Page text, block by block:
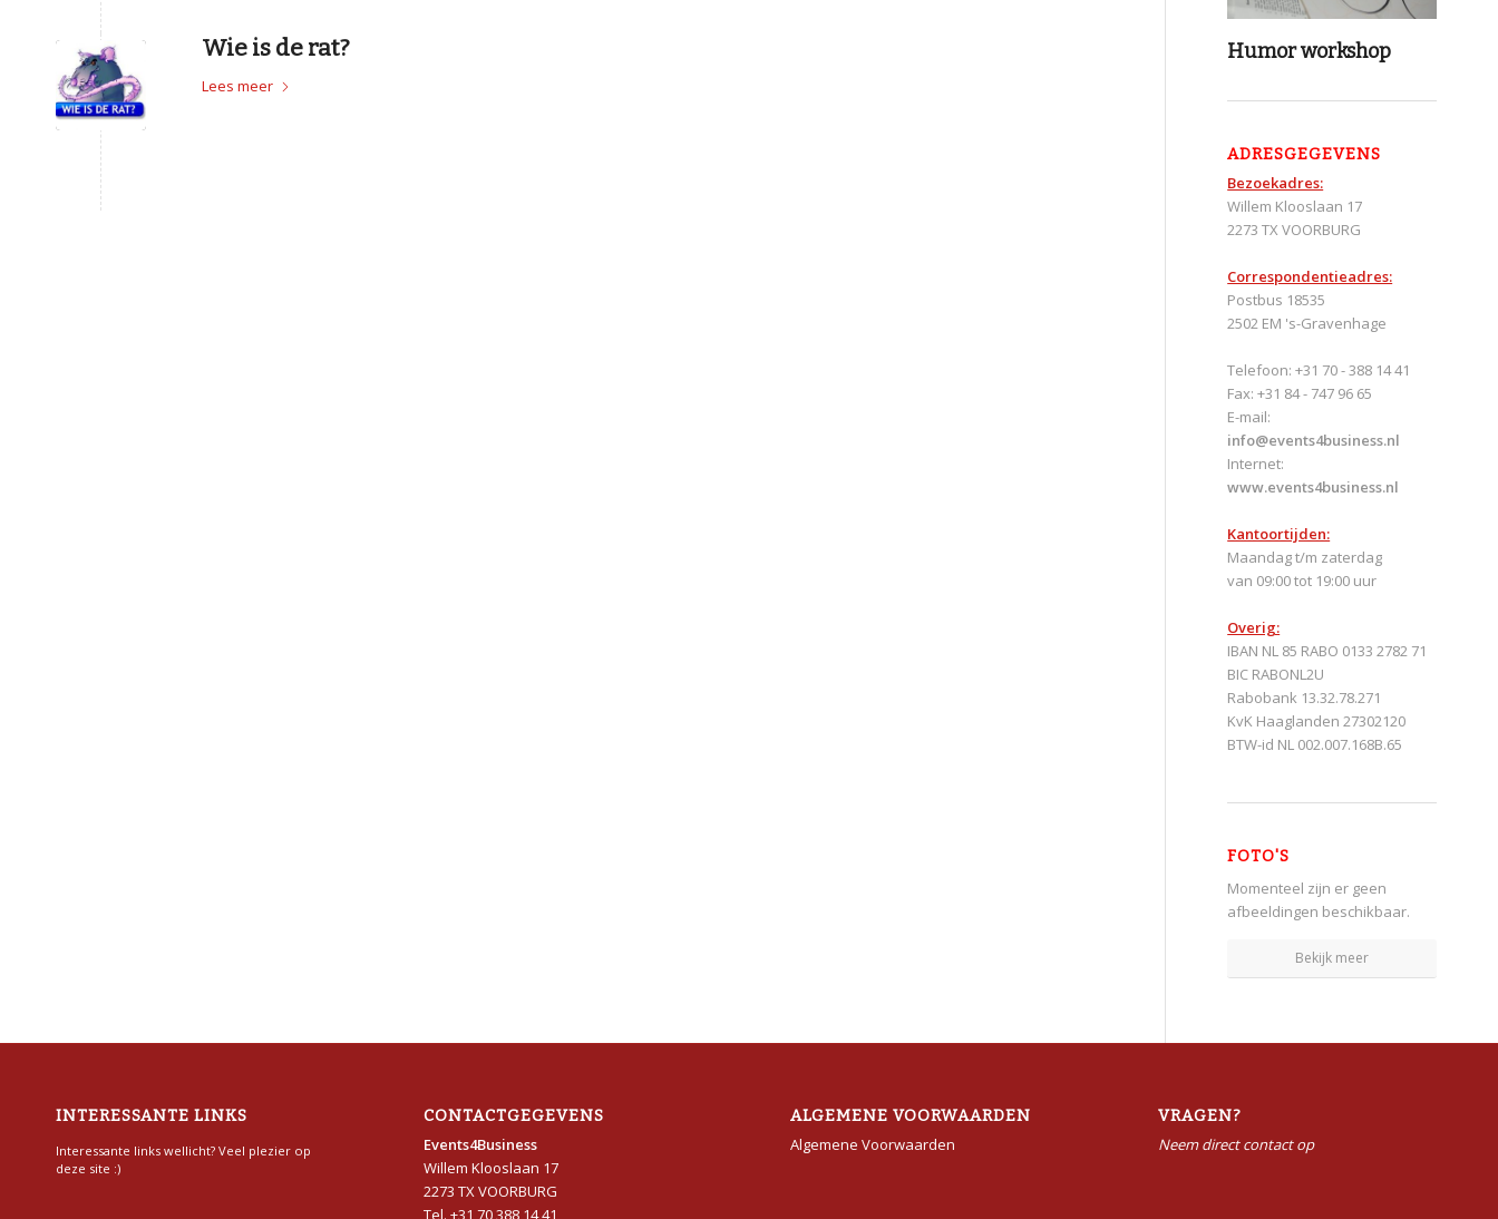
Wie is de rat?
Lees meer
Humor workshop
ADRESGEGEVENS
Bezoekadres:
Willem Klooslaan 17
2273 TX VOORBURG
Correspondentieadres:
Postbus 18535
2502 EM 's-Gravenhage
Telefoon: +31 70 - 388 14 41
Fax: +31 84 - 747 96 65
E-mail:
info@events4business.nl
Internet:
www.events4business.nl
Kantoortijden:
Maandag t/m zaterdag
van 09:00 tot 19:00 uur
Overig:
IBAN NL 85 RABO 0133 2782 71
BIC RABONL2U
Rabobank 13.32.78.271
KvK Haaglanden 27302120
BTW-id NL 002.007.168B.65
FOTO'S
Momenteel zijn er geen
afbeeldingen beschikbaar.
Bekijk meer
INTERESSANTE LINKS
Interessante links wellicht? Veel plezier op
deze site :)
CONTACTGEGEVENS
Events4Business
Willem Klooslaan 17
2273 TX VOORBURG
ALGEMENE VOORWAARDEN
Algemene Voorwaarden
VRAGEN?
Neem direct contact op